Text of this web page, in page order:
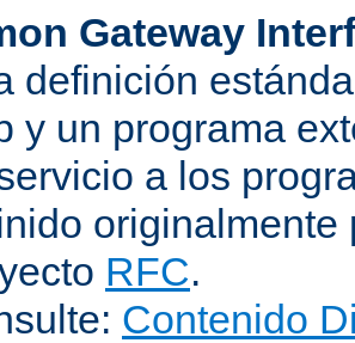
Gateway
definición
y un programa
a los
RFC.
Contenido